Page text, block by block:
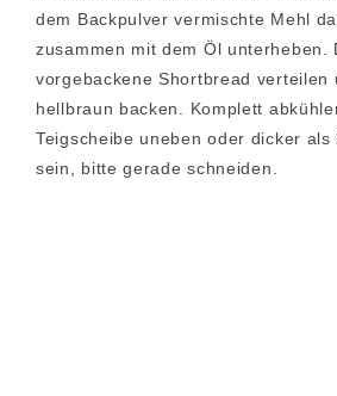
dem Backpulver vermischte Mehl
zusammen mit dem Öl unterheben.
vorgebackene Shortbread verteilen
hellbraun backen. Komplett
Teigscheibe uneben oder dicker als
sein, bitte gerade schneiden.